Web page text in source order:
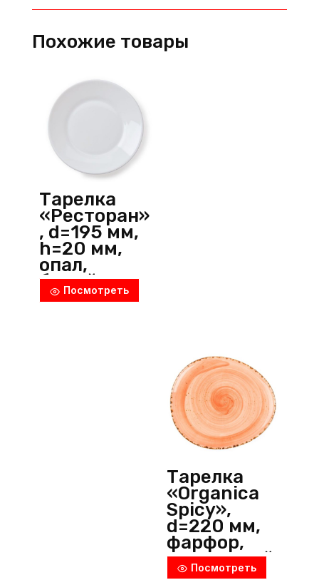
d=240
фарфор,
(Турция)
Похожие товары
Тарелка
«Ресторан»
, d=195 мм,
h=20 мм,
опал,
белый,
Arcoroc
Посмотреть
Тарелка
«Organica
Spicy»,
d=220 мм,
фарфор,
оранжевый,
P.L.Посмотреть